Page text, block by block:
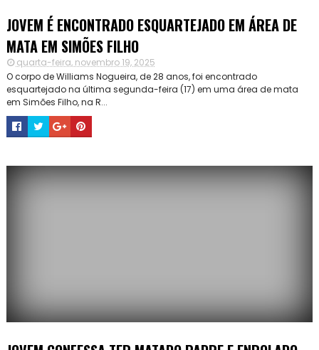
JOVEM É ENCONTRADO ESQUARTEJADO EM ÁREA DE
MATA EM SIMÕES FILHO
quarta-feira, novembro 19, 2025
O corpo de Williams Nogueira, de 28 anos, foi encontrado
esquartejado na última segunda-feira (17) em uma área de mata
em Simões Filho, na R...